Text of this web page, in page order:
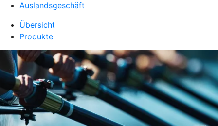
Auslandsgeschäft
Übersicht
Produkte